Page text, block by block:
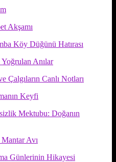
Akşamı
Köy Düğünü Hatırası
Anılar
Çalgıların Canlı Notları
Keyfi
Mektubu: Doğanın
Avı
Günlerinin Hikayesi